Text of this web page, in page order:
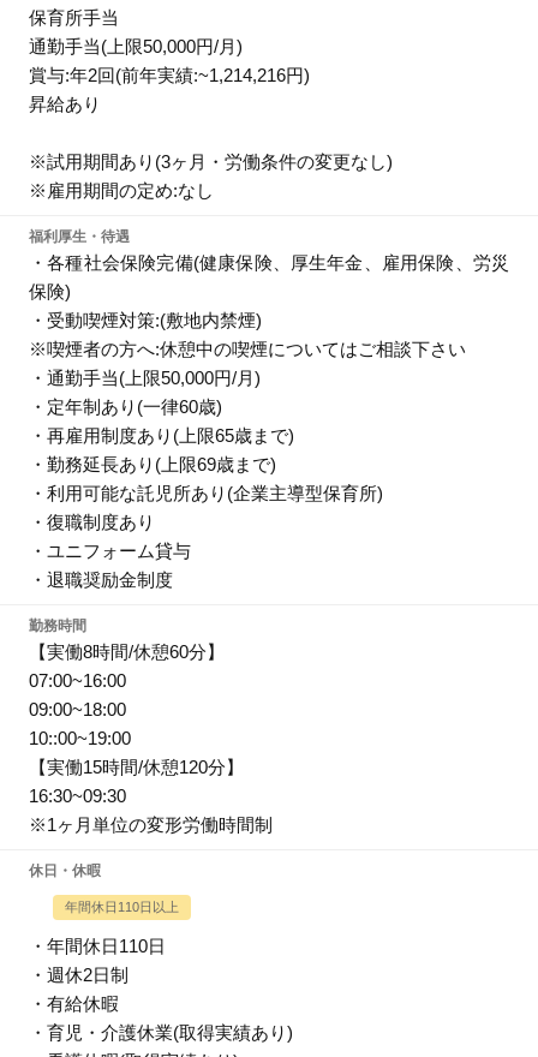
保育所手当
通勤手当(上限50,000円/月)
賞与:年2回(前年実績:~1,214,216円)
昇給あり
※試用期間あり(3ヶ月・労働条件の変更なし)
※雇用期間の定め:なし
福利厚生・待遇
・各種社会保険完備(健康保険、厚生年金、雇用保険、労災
保険)
・受動喫煙対策:(敷地内禁煙)
※喫煙者の方へ:休憩中の喫煙についてはご相談下さい
・通勤手当(上限50,000円/月)
・定年制あり(一律60歳)
・再雇用制度あり(上限65歳まで)
・勤務延長あり(上限69歳まで)
・利用可能な託児所あり(企業主導型保育所)
・復職制度あり
・ユニフォーム貸与
・退職奨励金制度
勤務時間
【実働8時間/休憩60分】
07:00~16:00
09:00~18:00
10::00~19:00
【実働15時間/休憩120分】
16:30~09:30
※1ヶ月単位の変形労働時間制
休日・休暇
年間休日110日以上
・年間休日110日
・週休2日制
・有給休暇
・育児・介護休業(取得実績あり)